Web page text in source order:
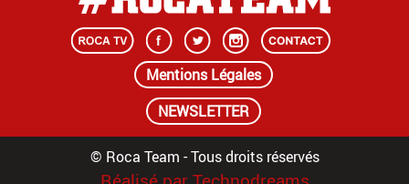
Mentions Légales
NEWSLETTER
© Roca Team - Tous droits réservés